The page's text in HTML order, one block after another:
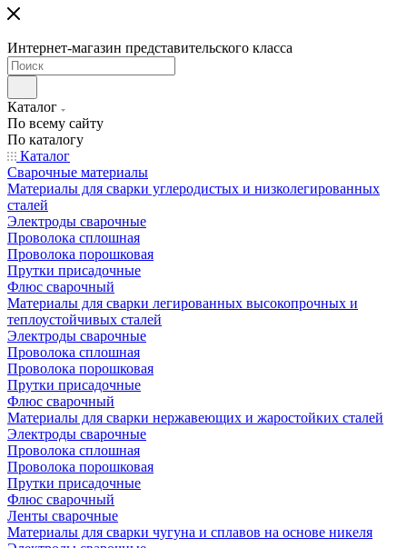
Интернет-магазин представительского класса
Каталог
По всему сайту
По каталогу
Каталог
Сварочные материалы
Материалы для сварки углеродистых и низколегированных
сталей
Электроды сварочные
Проволока сплошная
Проволока порошковая
Прутки присадочные
Флюс сварочный
Материалы для сварки легированных высокопрочных и
теплоустойчивых сталей
Электроды сварочные
Проволока сплошная
Проволока порошковая
Прутки присадочные
Флюс сварочный
Материалы для сварки нержавеющих и жаростойких сталей
Электроды сварочные
Проволока сплошная
Проволока порошковая
Прутки присадочные
Флюс сварочный
Ленты сварочные
Материалы для сварки чугуна и сплавов на основе никеля